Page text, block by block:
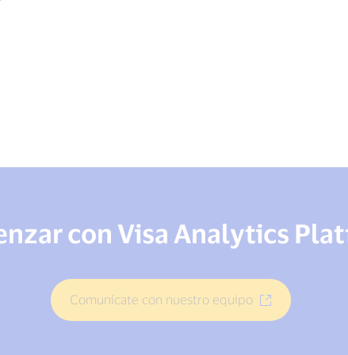
con Visa Analytics
Comunícate con nuestro equipo